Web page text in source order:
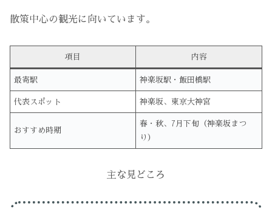
散策中心の観光に向いています。
項目 内容
最寄駅 神楽坂駅・飯田橋駅
代表スポット 神楽坂、東京大神宮
おすすめ時期
春・秋、7月下旬（神楽坂まつ
り）
主な見どころ